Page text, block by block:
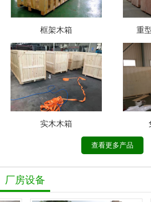
框架木箱 重
实木木箱
查看更多产品
厂房设备